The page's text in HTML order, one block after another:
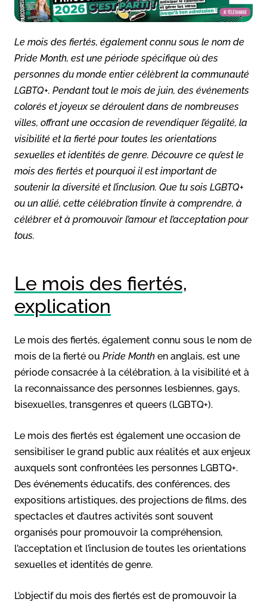
Le mois des fiertés, également connu sous le nom de
Pride Month, est une période spécifique où des
personnes du monde entier célèbrent la communauté
LGBTQ+. Pendant tout le mois de juin, des événements
colorés et joyeux se déroulent dans de nombreuses
villes, offrant une occasion de revendiquer l’égalité, la
visibilité et la fierté pour toutes les orientations
sexuelles et identités de genre. Découvre ce qu’est le
mois des fiertés et pourquoi il est important de
soutenir la diversité et l’inclusion. Que tu sois LGBTQ+
ou un allié, cette célébration t’invite à comprendre, à
célébrer et à promouvoir l’amour et l’acceptation pour
tous.
Le mois des fiertés,
explication
Le mois des fiertés, également connu sous le nom de
mois de la fierté ou Pride Month en anglais, est une
période consacrée à la célébration, à la visibilité et à
la reconnaissance des personnes lesbiennes, gays,
bisexuelles, transgenres et queers (LGBTQ+).
Le mois des fiertés est également une occasion de
sensibiliser le grand public aux réalités et aux enjeux
auxquels sont confrontées les personnes LGBTQ+.
Des événements éducatifs, des conférences, des
expositions artistiques, des projections de films, des
spectacles et d’autres activités sont souvent
organisés pour promouvoir la compréhension,
l’acceptation et l’inclusion de toutes les orientations
sexuelles et identités de genre.
L’objectif du mois des fiertés est de promouvoir la